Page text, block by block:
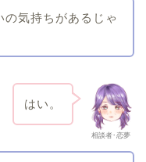
の気持ちがあるじゃ
相談者･恋夢
はい。